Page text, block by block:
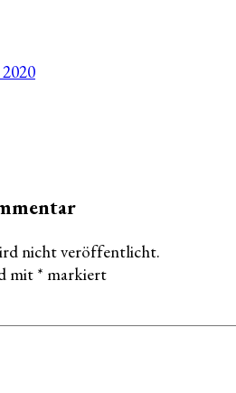
nicht veröffentlicht.
mit * markiert